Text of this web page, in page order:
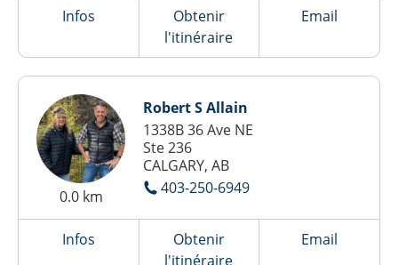
Infos
Obtenir
l'itinéraire
Email
0.0 km
Robert S Allain
1338B 36 Ave NE
Ste 236
CALGARY, AB
403-250-6949
Infos
Obtenir
l'itinéraire
Email